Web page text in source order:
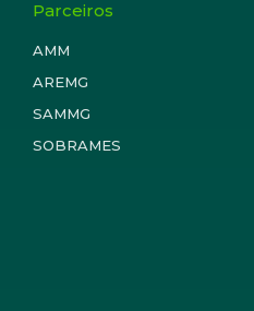
Parceiros
AMM
AREMG
SAMMG
SOBRAMES